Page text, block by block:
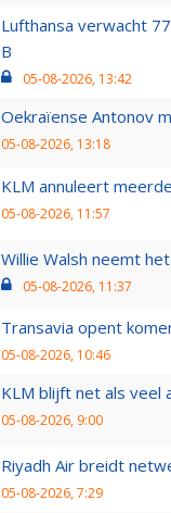
Lufthansa verwacht
B
05-08-2026, 13:42
Oekraïense Antonov
05-08-2026, 13:18
KLM annuleert
05-08-2026, 11:57
Willie Walsh neemt
05-08-2026, 11:37
Transavia opent
05-08-2026, 10:46
KLM blijft net als veel
05-08-2026, 9:00
Riyadh Air breidt
05-08-2026, 7:29